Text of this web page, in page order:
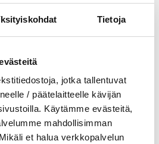
Tietoja
jotka tallentuvat
/ päätelaitteelle kävijän
Käytämme evästeitä,
mahdollisimman
et halua verkkopalvelun